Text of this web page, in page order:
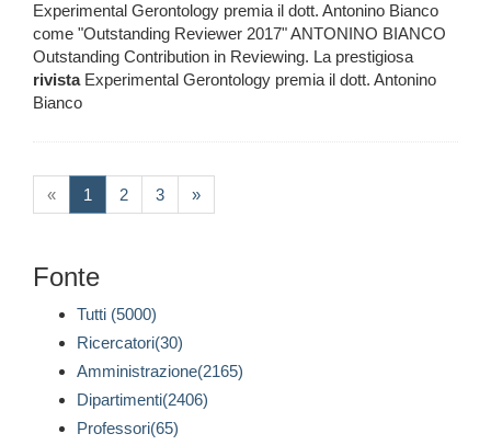
Experimental Gerontology premia il dott. Antonino Bianco
come "Outstanding Reviewer 2017" ANTONINO BIANCO
Outstanding Contribution in Reviewing. La prestigiosa
rivistaExperimental Gerontology premia il dott. Antonino
Bianco
« 1 (current)
2 3 »
Fonte
Tutti (5000)
Ricercatori(30)
Amministrazione(2165)
Dipartimenti(2406)
Professori(65)